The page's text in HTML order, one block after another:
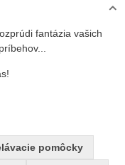
fantázia vašich
pomôcky